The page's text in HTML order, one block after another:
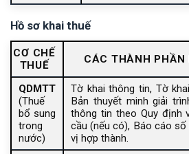
Hồ sơ khai thuế
CƠ CHẾ
THUẾ
CÁC THÀNH PHẦN
QDMTT
(Thuế
bổ sung
trong
nước)
Tờ khai thông tin, Tờ
Bản thuyết minh giải
thông tin theo Quy định
cầu (nếu có), Báo cáo
vị hợp thành.